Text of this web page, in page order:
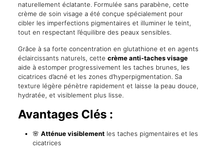
naturellement éclatante. Formulée sans parabène, cette
crème de soin visage a été conçue spécialement pour
cibler les imperfections pigmentaires et illuminer le teint,
tout en respectant l’équilibre des peaux sensibles.
Grâce à sa forte concentration en glutathione et en agents
éclaircissants naturels, cette crème anti-taches visage
aide à estomper progressivement les taches brunes, les
cicatrices d’acné et les zones d’hyperpigmentation. Sa
texture légère pénètre rapidement et laisse la peau douce,
hydratée, et visiblement plus lisse.
Avantages Clés :
🌸 Atténue visiblementles taches pigmentaires et les
cicatrices